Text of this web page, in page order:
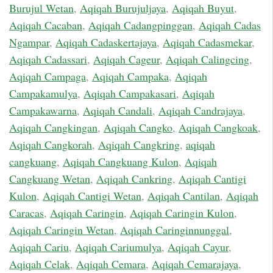
Burujul Wetan, Aqiqah Burujuljaya, Aqiqah Buyut,
Aqiqah Cacaban, Aqiqah Cadangpinggan, Aqiqah Cadas
Ngampar, Aqiqah Cadaskertajaya, Aqiqah Cadasmekar,
Aqiqah Cadassari, Aqiqah Cageur, Aqiqah Calingcing,
Aqiqah Campaga, Aqiqah Campaka, Aqiqah
Campakamulya, Aqiqah Campakasari, Aqiqah
Campakawarna, Aqiqah Candali, Aqiqah Candrajaya,
Aqiqah Cangkingan, Aqiqah Cangko, Aqiqah Cangkoak,
Aqiqah Cangkorah, Aqiqah Cangkring, aqiqah
cangkuang, Aqiqah Cangkuang Kulon, Aqiqah
Cangkuang Wetan, Aqiqah Cankring, Aqiqah Cantigi
Kulon, Aqiqah Cantigi Wetan, Aqiqah Cantilan, Aqiqah
Caracas, Aqiqah Caringin, Aqiqah Caringin Kulon,
Aqiqah Caringin Wetan, Aqiqah Caringinnunggal,
Aqiqah Cariu, Aqiqah Cariumulya, Aqiqah Cayur,
Aqiqah Celak, Aqiqah Cemara, Aqiqah Cemarajaya,